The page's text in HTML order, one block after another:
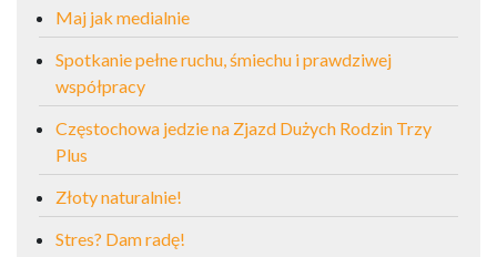
Maj jak medialnie
Spotkanie pełne ruchu, śmiechu i prawdziwej
współpracy
Częstochowa jedzie na Zjazd Dużych Rodzin Trzy
Plus
Złoty naturalnie!
Stres? Dam radę!